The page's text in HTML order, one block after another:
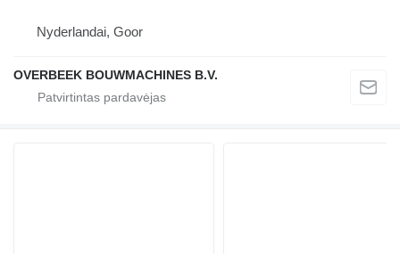
Nyderlandai, Goor
OVERBEEK BOUWMACHINES B.V.